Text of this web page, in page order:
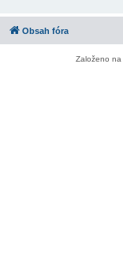
Obsah fóra
Založeno na